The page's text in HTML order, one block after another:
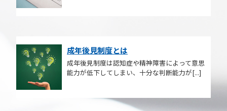
成年後見制度とは
成年後見制度は認知症や精神障害によって意思
能力が低下してしまい、十分な判断能力が[...]